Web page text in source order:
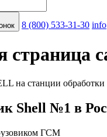
8 (800) 533-31-30
страница
Shell №1 в